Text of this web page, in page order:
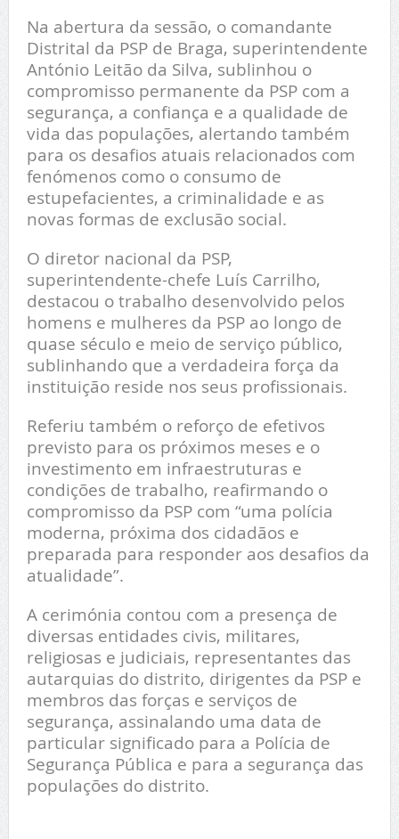
Na abertura da sessão, o comandante
Distrital da PSP de Braga, superintendente
António Leitão da Silva, sublinhou o
compromisso permanente da PSP com a
segurança, a confiança e a qualidade de
vida das populações, alertando também
para os desafios atuais relacionados com
fenómenos como o consumo de
estupefacientes, a criminalidade e as
novas formas de exclusão social.
O diretor nacional da PSP,
superintendente-chefe Luís Carrilho,
destacou o trabalho desenvolvido pelos
homens e mulheres da PSP ao longo de
quase século e meio de serviço público,
sublinhando que a verdadeira força da
instituição reside nos seus profissionais.
Referiu também o reforço de efetivos
previsto para os próximos meses e o
investimento em infraestruturas e
condições de trabalho, reafirmando o
compromisso da PSP com “uma polícia
moderna, próxima dos cidadãos e
preparada para responder aos desafios da
atualidade”.
A cerimónia contou com a presença de
diversas entidades civis, militares,
religiosas e judiciais, representantes das
autarquias do distrito, dirigentes da PSP e
membros das forças e serviços de
segurança, assinalando uma data de
particular significado para a Polícia de
Segurança Pública e para a segurança das
populações do distrito.